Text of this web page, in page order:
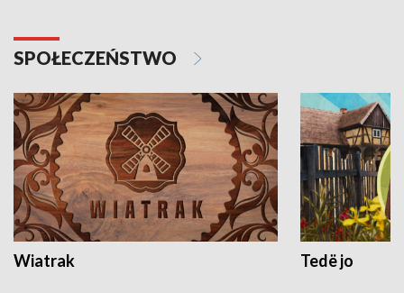
SPOŁECZEŃSTWO
Wiatrak Tedë jo